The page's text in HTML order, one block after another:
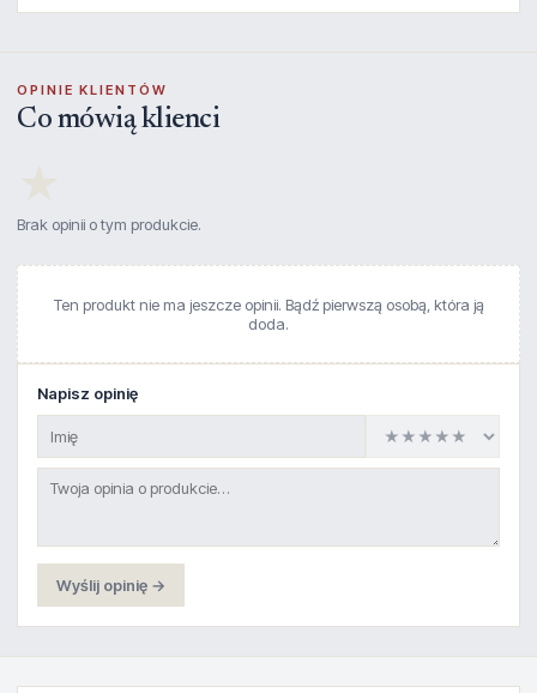
OPINIE KLIENTÓW
Co mówią klienci
Brak opinii o tym produkcie.
Ten produkt nie ma jeszcze opinii. Bądź pierwszą osobą, która ją
doda.
Napisz opinię
Wyślij opinię →